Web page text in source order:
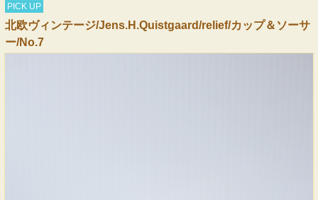
PICK UP
北欧ヴィンテージ/Jens.H.Quistgaard/relief/カップ＆ソーサ
ー/No.7